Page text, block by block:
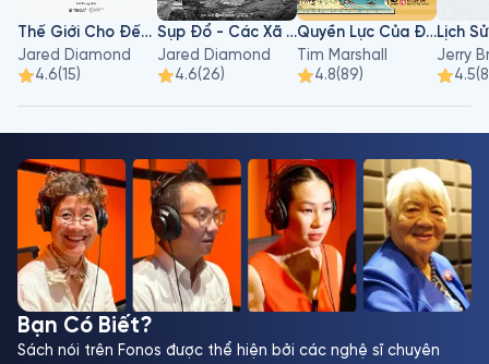
Thế Giới Cho Đến Ngày Hôm Qua
Jared Diamond
4.6(15)
Sụp Đổ - Các Xã Hội Đã Thất Bại Hay Thành Công Như Thế Nào?
Jared Diamond
4.6(26)
Quyền Lực Của Địa Lý
Tim Marshall
4.8(89)
Jerry
4.5(8
Bạn Có Biết?
Sách nói trên Fonos được thể hiện bởi các nghệ sĩ chuyên